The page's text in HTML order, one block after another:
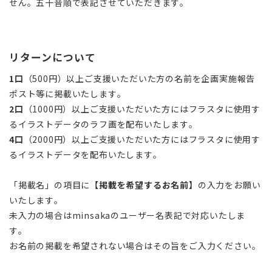
リターンについて
1口 （500円）以上ご支援いただいた方の名前を企画実施報告
ポスト等に掲載いたします。
2口 （1000円）以上ご支援いただいた方にはフラスタに使用す
るイラストデータのラフ画を配布いたします。
4口 （2000円）以上ご支援いただいた方にはフラスタに使用す
るイラストデータを配布いたします。
「掲載名」の項目に 【掲載を希望するお名前】 の入力をお願い
いたします。
未入力の場合はminsakaのユーザー名表記で対応いたしま
す。
お名前の掲載を希望されない場合はその旨をご入力ください。